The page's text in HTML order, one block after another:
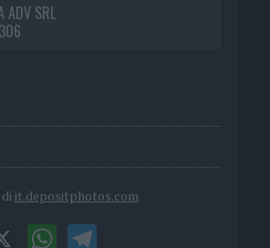
ADV SRL
it.depositphotos.com